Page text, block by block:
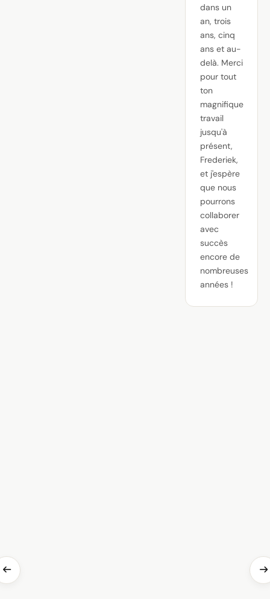
dans un
an, trois
ans, cinq
ans et au-
delà. Merci
pour tout
ton
magnifique
travail
jusqu'à
présent,
Frederiek,
et j'espère
que nous
pourrons
collaborer
avec
succès
encore de
nombreuses
années !